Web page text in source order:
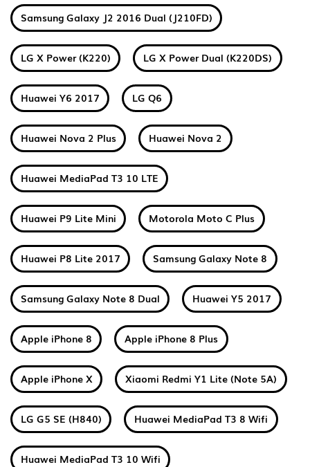
Samsung Galaxy J2 2016 Dual (J210FD)
LG X Power (K220) LG X Power Dual (K220DS)
Huawei Y6 2017 LG Q6
Huawei Nova 2 Plus Huawei Nova 2
Huawei MediaPad T3 10 LTE
Huawei P9 Lite Mini Motorola Moto C Plus
Huawei P8 Lite 2017 Samsung Galaxy Note 8
Samsung Galaxy Note 8 Dual Huawei Y5 2017
Apple iPhone 8 Apple iPhone 8 Plus
Apple iPhone X Xiaomi Redmi Y1 Lite (Note 5A)
LG G5 SE (H840) Huawei MediaPad T3 8 Wifi
Huawei MediaPad T3 10 Wifi